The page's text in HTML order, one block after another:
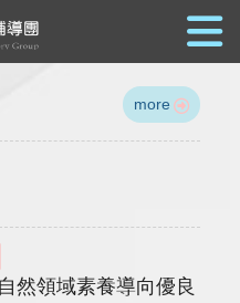
more
然領域素養導向優良